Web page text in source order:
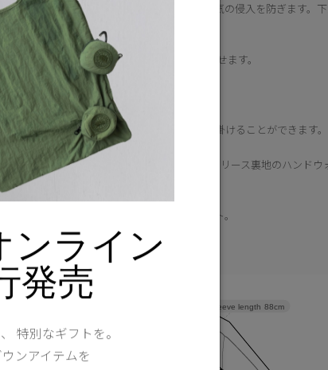
ーに隠しスナップボタンが付いた前立てで外気の侵入を防ぎます。
通気性を確保。
口は快適さと、熱を閉じ込め保温性を向上させます。
ドローコードがあり、冷たい風を遮断します。
Dリングが付いており、手袋など必要に応じて掛けることができます。
ト：物が取り出しやすい2ウェイジッパー式フリース裏地のハンド
パー付きセキュリティポケット。
ト：ドロップインスタイルのメッシュポケット。
場合がございます。
Sleeve length 88cm
Width
ンライン
発売
特別なギフトを。
ンアイテムを